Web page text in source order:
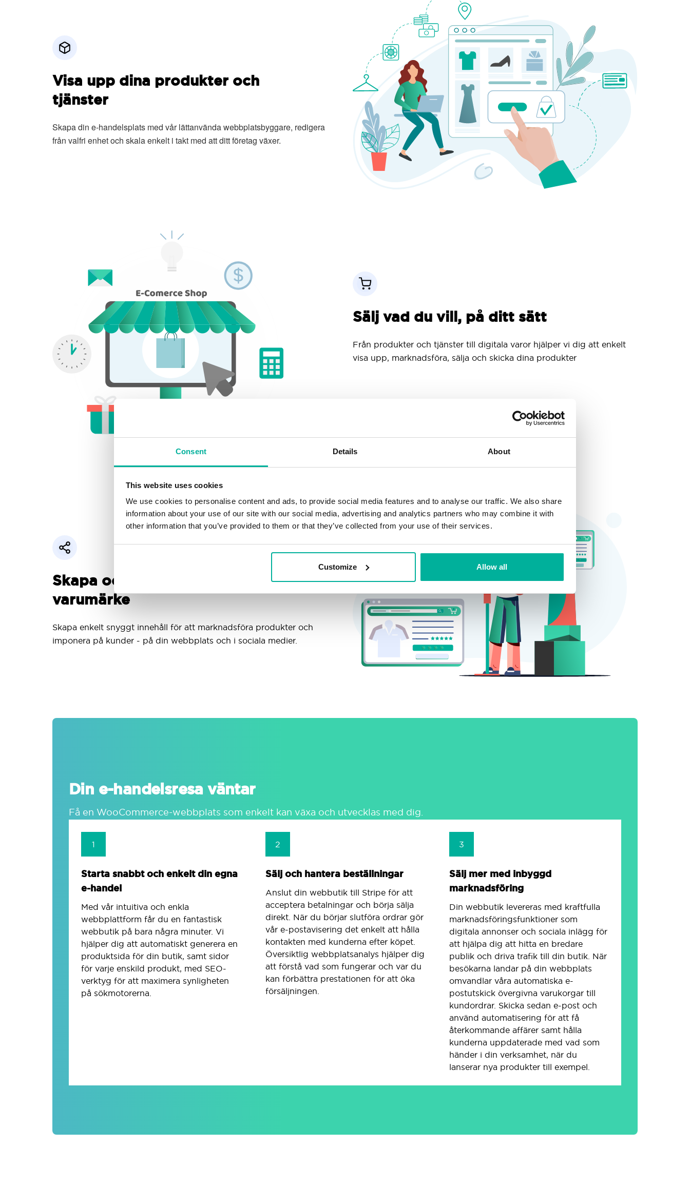
Consent Details About
This website uses cookies
We use cookies to personalise content and ads, to provide social media features and to analyse our traffic. We also share
information about your use of our site with our social media, advertising and analytics partners who may combine it with
other information that you’ve provided to them or that they’ve collected from your use of their services.
Customize Allow all
Visa upp dina produkter och
tjänster
Skapa din e-handelsplats med vår lättanvända webbplatsbyggare, redigera
från valfri enhet och skala enkelt i takt med att ditt företag växer.
Sälj vad du vill, på ditt sätt
Från produkter och tjänster till digitala varor hjälper vi dig att enkelt
visa upp, marknadsföra, sälja och skicka dina produkter
Skapa och dela innehåll för ditt
varumärke
Skapa enkelt snyggt innehåll för att marknadsföra produkter och
imponera på kunder - på din webbplats och i sociala medier.
Din e-handelsresa väntar
Få en WooCommerce-webbplats som enkelt kan växa och utvecklas med dig.
1
Starta snabbt och enkelt din egna
e-handel
Med vår intuitiva och enkla
webbplattform får du en fantastisk
webbutik på bara några minuter. Vi
hjälper dig att automatiskt generera en
produktsida för din butik, samt sidor
för varje enskild produkt, med SEO-
verktyg för att maximera synligheten
på sökmotorerna.
2
Sälj och hantera beställningar
Anslut din webbutik till Stripe för att
acceptera betalningar och börja sälja
direkt. När du börjar slutföra ordrar gör
vår e-postavisering det enkelt att hålla
kontakten med kunderna efter köpet.
Översiktlig webbplatsanalys hjälper dig
att förstå vad som fungerar och var du
kan förbättra prestationen för att öka
försäljningen.
3
Sälj mer med inbyggd
marknadsföring
Din webbutik levereras med kraftfulla
marknadsföringsfunktioner som
digitala annonser och sociala inlägg för
att hjälpa dig att hitta en bredare
publik och driva trafik till din butik. När
besökarna landar på din webbplats
omvandlar våra automatiska e-
postutskick övergivna varukorgar till
kundordrar. Skicka sedane-post och
använd automatisering för att få
återkommande affärer samt hålla
kunderna uppdaterade med vad som
händer i din verksamhet, när du
lanserar nya produkter till exempel.